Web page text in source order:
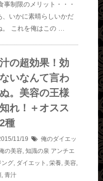
制限のメリット・・・
、いかに素晴らしいかだ
。 これを俺はこの …
の超効果！効
いなんて言わ
。美容の王様
れ！＋オスス
種
11/19
俺のダイエッ
の美容, 知識の泉 アンチエ
ング, ダイエット , 栄養, 美容,
, 青汁